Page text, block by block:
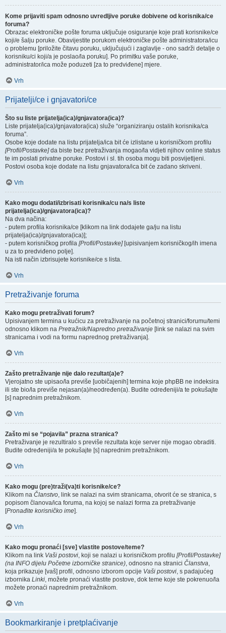
Kome prijaviti spam odnosno uvredljive poruke dobivene od korisnika/ce
foruma?
Obrazac elektroničke pošte foruma uključuje osiguranje koje prati korisnike/ce
koji/e šalju poruke. Obavijestite porukom elektroničke pošte administratora/icu
o problemu [priložite čitavu poruku, uključujući i zaglavlje - ono sadrži detalje o
korisniku/ci koji/a je poslao/la poruku]. Po primitku vaše poruke,
administrator/ica može poduzeti [za to predviđene] mjere.
Vrh
Prijatelji/ce i gnjavatori/ce
Što su liste prijatelja(ica)/gnjavatora(ica)?
Liste prijatelja(ica)/gnjavatora(ica) služe “organiziranju ostalih korisnika/ca
foruma”.
Osobe koje dodate na listu prijatelja/ica bit će izlistane u korisničkom profilu
[Profil/Postavke]da biste bez pretraživanja mogao/la vidjeti njihov online status
te im poslati privatne poruke. Postovi i sl. tih osoba mogu biti posvijetljeni.
Postovi osoba koje dodate na listu gnjavatora/ica bit će zadano skriveni.
Vrh
Kako mogu dodati/izbrisati korisnika/cu na/s liste
prijatelja(ica)/gnjavatora(ica)?
Na dva načina:
- putem profila korisnika/ce [klikom na link dodajete ga/ju na listu
prijatelja(ica)/gnjavatora(ica)];
- putem korisničkog profila [Profil/Postavke][upisivanjem korisničkog/ih imena
u za to predviđeno polje].
Na isti način izbrisujete korisnike/ce s lista.
Vrh
Pretraživanje foruma
Kako mogu pretraživati forum?
Upisivanjem termina u kućicu za pretraživanje na početnoj stranici/forumu/temi
odnosno klikom na Pretražnik/Napredno pretraživanje [link se nalazi na svim
stranicama i vodi na formu naprednog pretraživanja].
Vrh
Zašto pretraživanje nije dalo rezultat(a)e?
Vjerojatno ste upisao/la previše [uobičajenih] termina koje phpBB ne indeksira
ili ste bio/la previše nejasan(a)/neodređen(a). Budite određeniji/a te pokušajte
[s] naprednim pretražnikom.
Vrh
Zašto mi se “pojavila” prazna stranica?
Pretraživanje je rezultiralo s previše rezultata koje server nije mogao obraditi.
Budite određeniji/a te pokušajte [s] naprednim pretražnikom.
Vrh
Kako mogu (pre)traži(va)ti korisnike/ce?
Klikom na Članstvo, link se nalazi na svim stranicama, otvorit će se stranica, s
popisom članova/ica foruma, na kojoj se nalazi forma za pretraživanje
[Pronađite korisničko ime].
Vrh
Kako mogu pronaći [sve] vlastite postove/teme?
Klikom na link Vaši postovi, koji se nalazi u korisničkom profilu [Profil/Postavke]
(na INFO dijelu Početne izborničke stranice), odnosno na stranici Članstva,
koja prikazuje [vaš] profil, odnosno izborom opcije Vaši postovi, s padajućeg
izbornika Linki, možete pronaći vlastite postove, dok teme koje ste pokrenuo/la
možete pronaći naprednim pretražnikom.
Vrh
Bookmarkiranje i pretplaćivanje